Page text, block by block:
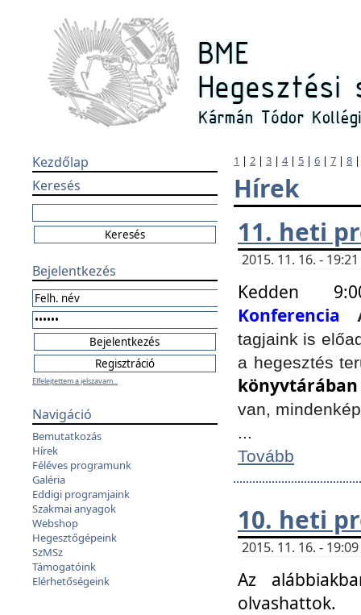
Kezdőlap
Keresés
Bejelentkezés
Elfelejtettem a jelszavam...
Navigáció
Bemutatkozás
Hírek
Féléves programunk
Galéria
Eddigi programjaink
Szakmai anyagok
Webshop
Hegesztőgépeink
SzMSz
Támogatóink
Elérhetőségeink
1 | 2 | 3 | 4| 5 | 6 | 7 | 8
Hírek
11. heti
2015. 11. 16. -
Kedden
Konferencia
tagjaink is
a hegesztés
könyvtárában
van,
...
Tovább
10. heti
2015. 11. 16. -
Az
olvashattok.